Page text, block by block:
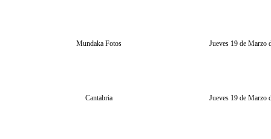
Mundaka Fotos Jueves 19 de Marzo
Cantabria Jueves 19 de Marzo